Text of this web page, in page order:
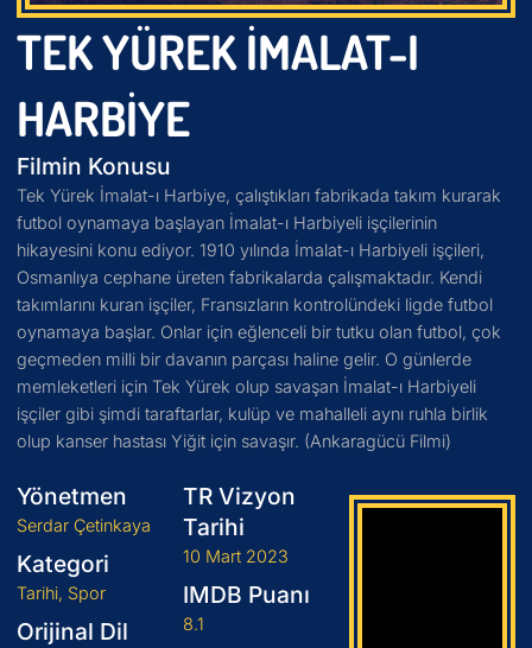
TEK YÜREK İMALAT-I
HARBIYE
Filmin Konusu
Tek Yürek İmalat-ı Harbiye, çalıştıkları fabrikada takım kurarak
futbol oynamaya başlayan İmalat-ı Harbiyeli işçilerinin
hikayesini konu ediyor. 1910 yılında İmalat-ı Harbiyeli işçileri,
Osmanlıya cephane üreten fabrikalarda çalışmaktadır. Kendi
takımlarını kuran işçiler, Fransızların kontrolündeki ligde futbol
oynamaya başlar. Onlar için eğlenceli bir tutku olan futbol, çok
geçmeden milli bir davanın parçası haline gelir. O günlerde
memleketleri için Tek Yürek olup savaşan İmalat-ı Harbiyeli
işçiler gibi şimdi taraftarlar, kulüp ve mahalleli aynı ruhla birlik
olup kanser hastası Yiğit için savaşır. (Ankaragücü Filmi)
Yönetmen
Serdar Çetinkaya
Kategori
Tarihi, Spor
Orijinal Dil
TR Vizyon
Tarihi
10 Mart 2023
IMDB Puanı
8.1